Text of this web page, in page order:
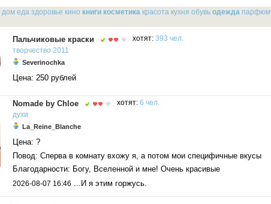
дом еда здоровье кино книги косметика красота кухня обувь одежда парфюм
Пальчиковые краски хотят: 393 чел.
творчество 2011
Severinochka
Цена: 250 рублей
Nomade by Chloe хотят: 6 чел.
духи
La_Reine_Blanche
Цена: ?
Повод: Сперва в комнату вхожу я, а потом мои специфичные вкусы
Благодарности: Богу, Вселенной и мне! Очень красивые
2026-08-07 16:46 ...И я этим горжусь.